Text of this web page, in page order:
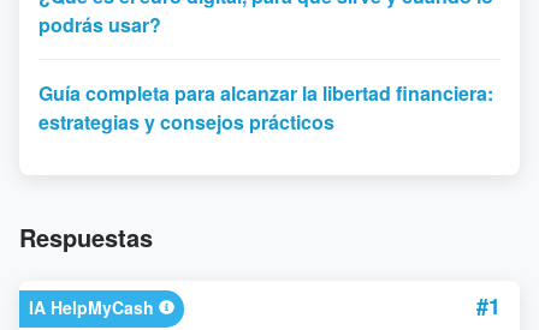
podrás usar?
Guía completa para alcanzar la libertad financiera:
estrategias y consejos prácticos
Respuestas
IA HelpMyCash #1